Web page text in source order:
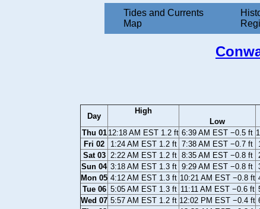
Tides and Currents
Map
Day
High
Low
Thu 01 12:18 AM EST 1.2 ft 6:39 AM EST −0.5 ft
Fri 02
1:24 AM EST 1.2 ft 7:38 AM EST −0.7 ft
Sat 03 2:22 AM EST 1.2 ft 8:35 AM EST −0.8 ft
Sun 04 3:18 AM EST 1.3 ft 9:29 AM EST −0.8 ft
Mon 05 4:12 AM EST 1.3 ft 10:21 AM EST −0.8 ft
Tue 06 5:05 AM EST 1.3 ft 11:11 AM EST −0.6 ft
Wed 07 5:57 AM EST 1.2 ft 12:02 PM EST −0.4 ft